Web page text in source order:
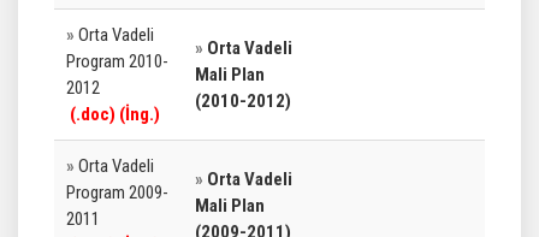
» Orta Vadeli
Program 2010-
2012
(.doc) (İng.)
» Orta Vadeli
Mali Plan
(2010-2012)
» Orta Vadeli
Program 2009-
2011
» Orta Vadeli
Mali Plan
(2009-2011)